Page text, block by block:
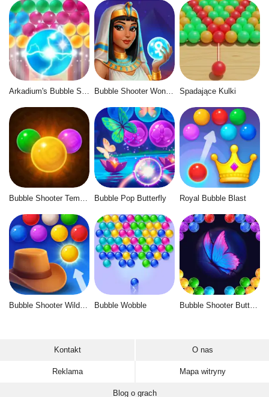
Bubble Shooter Wonders of Egypt Spadające Kulki
Bubble Pop Butterfly Royal Bubble Blast
Bubble Shooter Wild West Bubble Wobble Bubble Shooter Butterfly
Kontakt O nas
Reklama Mapa witryny
Blog o grach